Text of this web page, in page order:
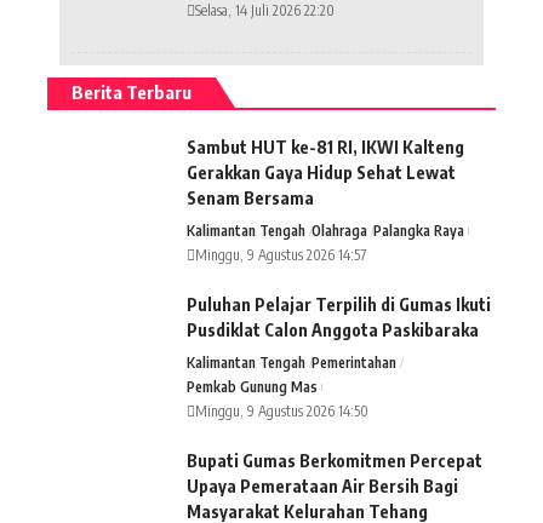
Selasa, 14 Juli 2026 22:20
Berita Terbaru
Sambut HUT ke-81 RI, IKWI Kalteng
Gerakkan Gaya Hidup Sehat Lewat
Senam Bersama
Kalimantan Tengah Olahraga Palangka Raya
Minggu, 9 Agustus 2026 14:57
Puluhan Pelajar Terpilih di Gumas Ikuti
Pusdiklat Calon Anggota Paskibaraka
Kalimantan Tengah Pemerintahan
Pemkab Gunung Mas
Minggu, 9 Agustus 2026 14:50
Bupati Gumas Berkomitmen Percepat
Upaya Pemerataan Air Bersih Bagi
Masyarakat Kelurahan Tehang